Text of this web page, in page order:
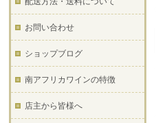
お問い合わせ
ショップブログ
南アフリカワインの特徴
店主から皆様へ